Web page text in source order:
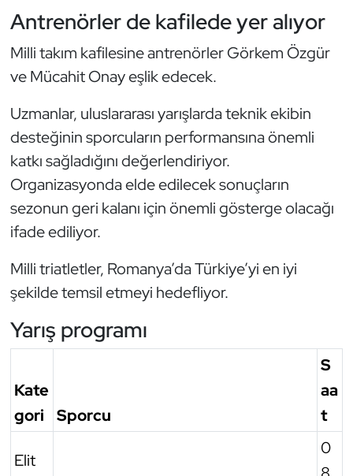
Antrenörler de kafilede yer alıyor
Milli takım kafilesine antrenörler Görkem Özgür
ve Mücahit Onay eşlik edecek.
Uzmanlar, uluslararası yarışlarda teknik ekibin
desteğinin sporcuların performansına önemli
katkı sağladığını değerlendiriyor.
Organizasyonda elde edilecek sonuçların
sezonun geri kalanı için önemli gösterge olacağı
ifade ediliyor.
Milli triatletler, Romanya’da Türkiye’yi en iyi
şekilde temsil etmeyi hedefliyor.
Yarış programı
Kate
gori
Sporcu
S
aa
t
Elit
0
Muay Thai
Optimist
Oryantiring
Özel Sporcular
Paralimpik
Ragbi
Su Topu
Sualtı Sporları
Tekvando